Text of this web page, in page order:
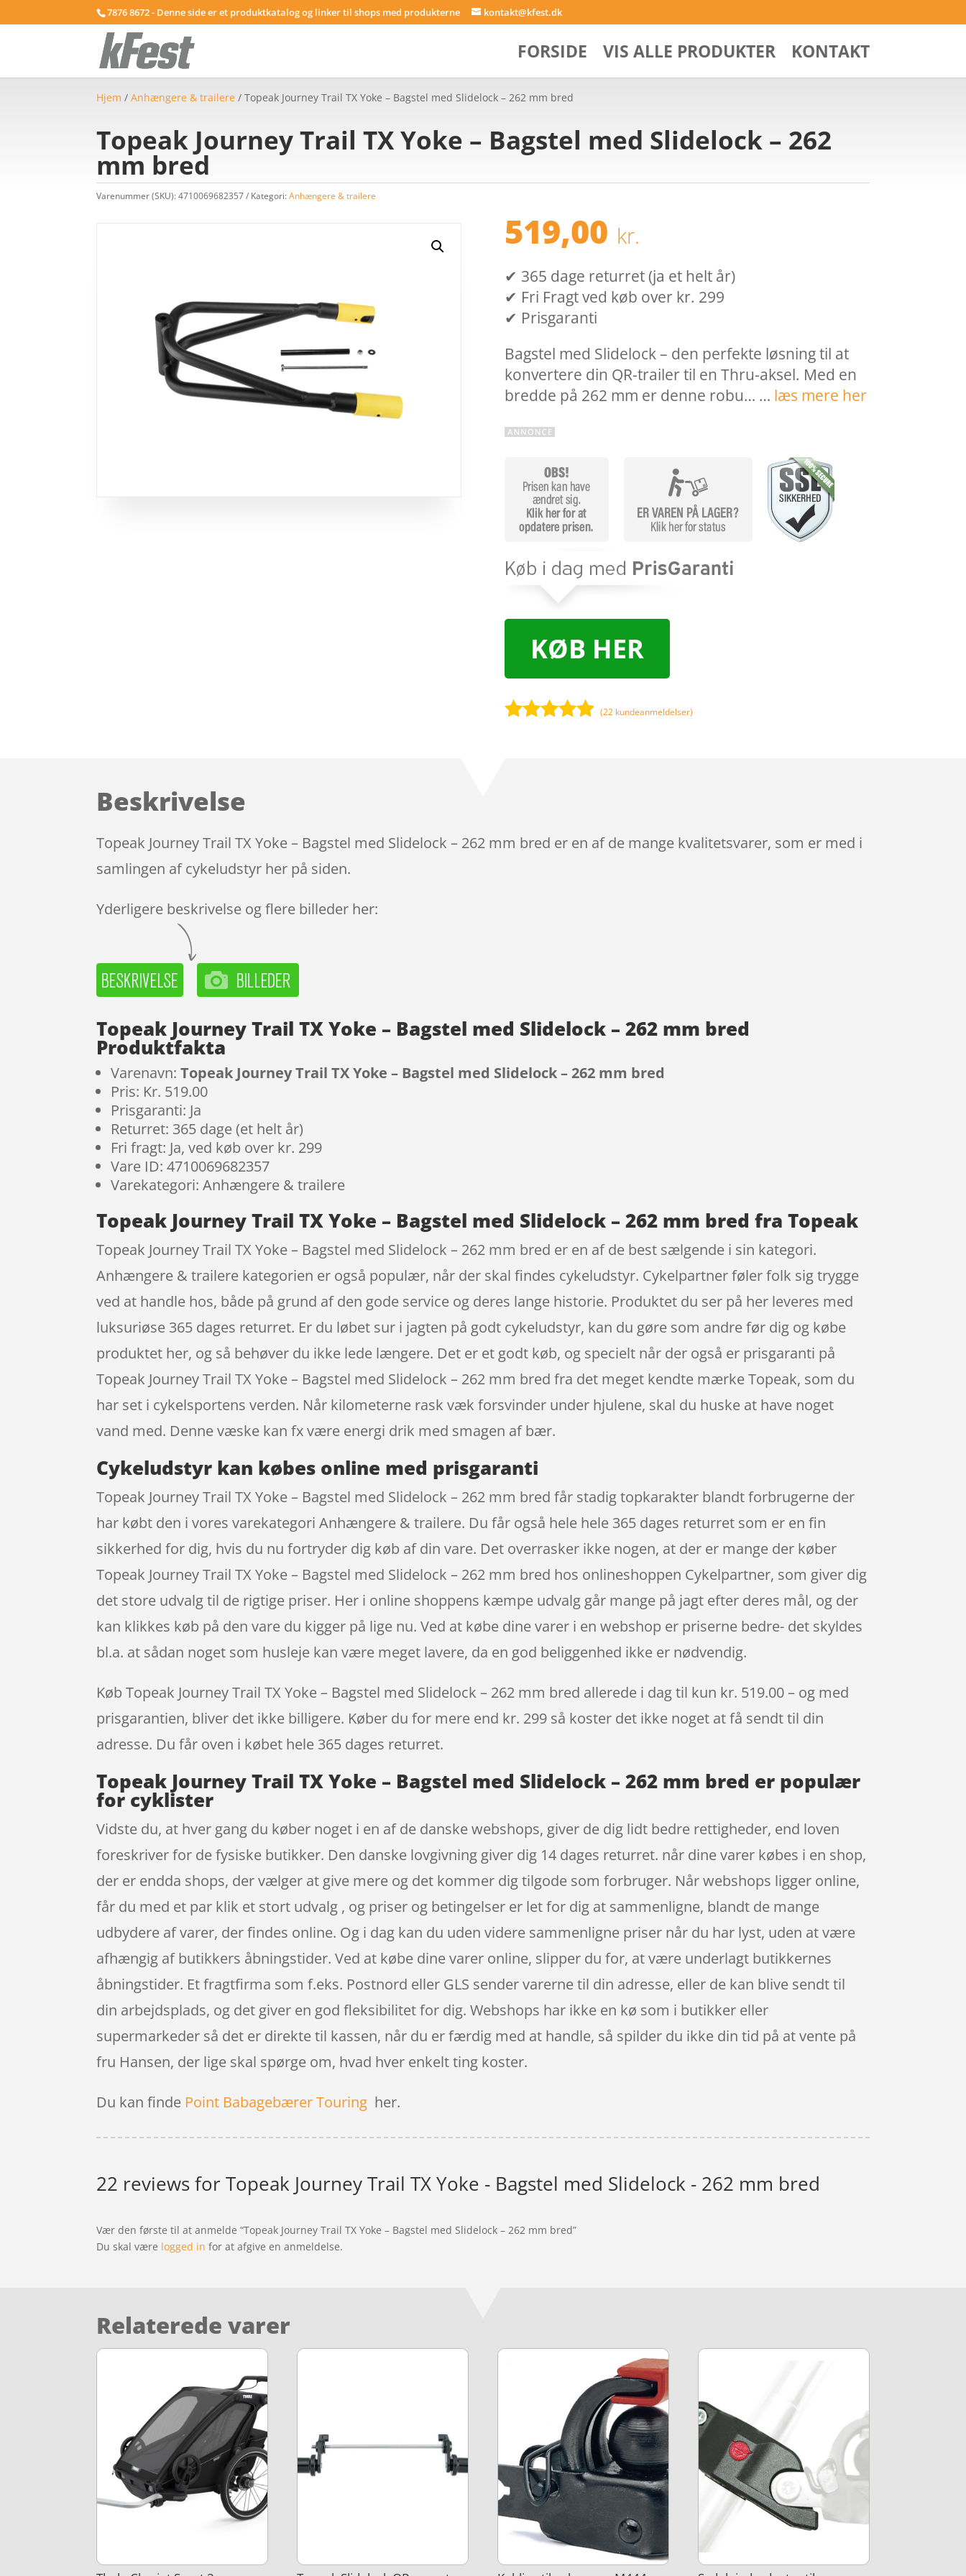
7876 8672 - Denne side er et produktkatalog og linker til shops med produkterne kontakt@kfest.dk
FORSIDE VIS ALLE PRODUKTER KONTAKT
Hjem /Anhængere & trailere / Topeak Journey Trail TX Yoke – Bagstel med Slidelock – 262 mm bred
Topeak Journey Trail TX Yoke – Bagstel med Slidelock – 262
mm bred
Varenummer (SKU):4710069682357 Kategori:Anhængere & trailere
519,00 kr.
✔ 365 dage returret (ja et helt år)
✔ Fri Fragt ved køb over kr. 299
✔ Prisgaranti
Bagstel med Slidelock – den perfekte løsning til at
konvertere din QR-trailer til en Thru-aksel. Med en
bredde på 262 mm er denne robu… … læs mere her
KØB HER
(22 kundeanmeldelser)
Beskrivelse
Topeak Journey Trail TX Yoke – Bagstel med Slidelock – 262 mm bred er en af de mange kvalitetsvarer, som er med i
samlingen af cykeludstyr her på siden.
Yderligere beskrivelse og flere billeder her:
Topeak Journey Trail TX Yoke – Bagstel med Slidelock – 262 mm bred
Produktfakta
Varenavn:Topeak Journey Trail TX Yoke – Bagstel med Slidelock – 262 mm bred
Pris: Kr. 519.00
Prisgaranti: Ja
Returret: 365 dage (et helt år)
Fri fragt: Ja, ved køb over kr. 299
Vare ID: 4710069682357
Varekategori: Anhængere & trailere
Topeak Journey Trail TX Yoke – Bagstel med Slidelock – 262 mm bred fra Topeak
Topeak Journey Trail TX Yoke – Bagstel med Slidelock – 262 mm bred er en af de best sælgende i sin kategori.
Anhængere & trailere kategorien er også populær, når der skal findes cykeludstyr. Cykelpartner føler folk sig trygge
ved at handle hos, både på grund af den gode service og deres lange historie. Produktet du ser på her leveres med
luksuriøse 365 dages returret. Er du løbet sur i jagten på godt cykeludstyr, kan du gøre som andre før dig og købe
produktet her, og så behøver du ikke lede længere. Det er et godt køb, og specielt når der også er prisgaranti på
Topeak Journey Trail TX Yoke – Bagstel med Slidelock – 262 mm bred fra det meget kendte mærke Topeak, som du
har set i cykelsportens verden. Når kilometerne rask væk forsvinder under hjulene, skal du huske at have noget
vand med. Denne væske kan fx være energi drik med smagen af bær.
Cykeludstyr kan købes online med prisgaranti
Topeak Journey Trail TX Yoke – Bagstel med Slidelock – 262 mm bred får stadig topkarakter blandt forbrugerne der
har købt den i vores varekategori Anhængere & trailere. Du får også hele hele 365 dages returret som er en fin
sikkerhed for dig, hvis du nu fortryder dig køb af din vare. Det overrasker ikke nogen, at der er mange der køber
Topeak Journey Trail TX Yoke – Bagstel med Slidelock – 262 mm bred hos onlineshoppen Cykelpartner, som giver dig
det store udvalg til de rigtige priser. Her i online shoppens kæmpe udvalg går mange på jagt efter deres mål, og der
kan klikkes køb på den vare du kigger på lige nu. Ved at købe dine varer i en webshop er priserne bedre- det skyldes
bl.a. at sådan noget som husleje kan være meget lavere, da en god beliggenhed ikke er nødvendig.
Køb Topeak Journey Trail TX Yoke – Bagstel med Slidelock – 262 mm bred allerede i dag til kun kr. 519.00 – og med
prisgarantien, bliver det ikke billigere. Køber du for mere end kr. 299 så koster det ikke noget at få sendt til din
adresse. Du får oven i købet hele 365 dages returret.
Topeak Journey Trail TX Yoke – Bagstel med Slidelock – 262 mm bred er populær
for cyklister
Vidste du, at hver gang du køber noget i en af de danske webshops, giver de dig lidt bedre rettigheder, end loven
foreskriver for de fysiske butikker. Den danske lovgivning giver dig 14 dages returret. når dine varer købes i en shop,
der er endda shops, der vælger at give mere og det kommer dig tilgode som forbruger. Når webshops ligger online,
får du med et par klik et stort udvalg , og priser og betingelser er let for dig at sammenligne, blandt de mange
udbydere af varer, der findes online. Og i dag kan du uden videre sammenligne priser når du har lyst, uden at være
afhængig af butikkers åbningstider. Ved at købe dine varer online, slipper du for, at være underlagt butikkernes
åbningstider. Et fragtfirma som f.eks. Postnord eller GLS sender varerne til din adresse, eller de kan blive sendt til
din arbejdsplads, og det giver en god fleksibilitet for dig. Webshops har ikke en kø som i butikker eller
supermarkeder så det er direkte til kassen, når du er færdig med at handle, så spilder du ikke din tid på at vente på
fru Hansen, der lige skal spørge om, hvad hver enkelt ting koster.
Du kan finde Point Babagebærer Touring her.
22 reviews forTopeak Journey Trail TX Yoke - Bagstel med Slidelock - 262 mm bred
Vær den første til at anmelde “Topeak Journey Trail TX Yoke – Bagstel med Slidelock – 262 mm bred”
Du skal være logged in for at afgive en anmeldelse.
Relaterede varer